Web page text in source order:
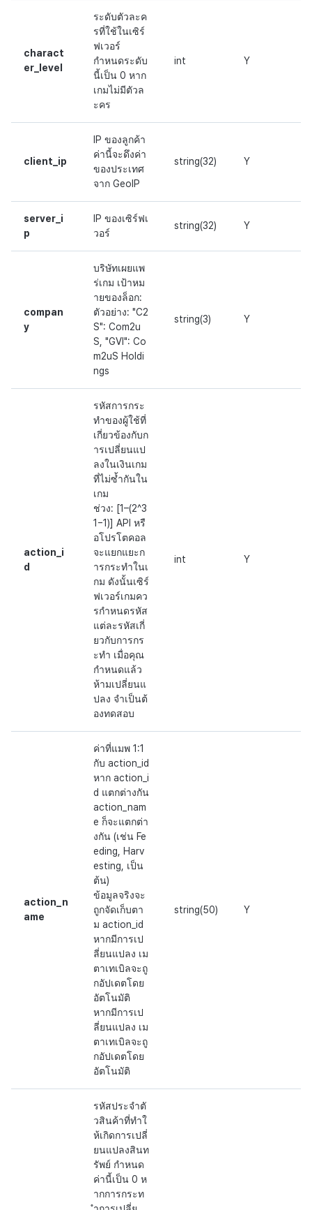
charact
er_level
ระดับตัวละค
รที่ใช้ในเซิร์
ฟเวอร์
กำหนดระดับ
นี้เป็น 0 หาก
เกมไม่มีตัวล
ะคร
int Y
client_ip
IP ของลูกค้า
ค่านี้จะดึงค่า
ของประเทศ
จาก GeoIP
string(32) Y
server_i
p
IP ของเซิร์ฟเ
วอร์
string(32) Y
compan
y
บริษัทเผยแพ
ร่เกม เป้าหม
ายของล็อก:
ตัวอย่าง: "C2
S": Com2u
S, "GVI": Co
m2uS Holdi
ngs
string(3) Y
action_i
d
รหัสการกระ
ทำของผู้ใช้ที่
เกี่ยวข้องกับก
ารเปลี่ยนแป
ลงในเงินเกม
ที่ไม่ซ้ำกันใน
เกม
ช่วง: [1–(2^3
1−1)] API หรื
อโปรโตคอล
จะแยกแยะก
ารกระทำในเ
กม ดังนั้นเซิร์
ฟเวอร์เกมคว
รกำหนดรหัส
แต่ละรหัสเกี่
ยวกับการกร
ะทำ เมื่อคุณ
กำหนดแล้ว
ห้ามเปลี่ยนแ
ปลง จำเป็นต้
องทดสอบ
int Y
action_n
ame
ค่าที่แมพ 1:1
กับ action_id
หาก action_i
d แตกต่างกัน
action_nam
e ก็จะแตกต่า
งกัน (เช่น Fe
eding, Harv
esting, เป็น
ต้น)
ข้อมูลจริงจะ
ถูกจัดเก็บตา
ม action_id
หากมีการเป
ลี่ยนแปลง เม
ตาเทเบิลจะถู
กอัปเดตโดย
อัตโนมัติ
หากมีการเป
ลี่ยนแปลง เม
ตาเทเบิลจะถู
กอัปเดตโดย
อัตโนมัติ
string(50) Y
รหัสประจำตั
วสินค้าที่ทำใ
ห้เกิดการเปลี่
ยนแปลงสินท
รัพย์ กำหนด
ค่านี้เป็น 0 ห
ากการกระท